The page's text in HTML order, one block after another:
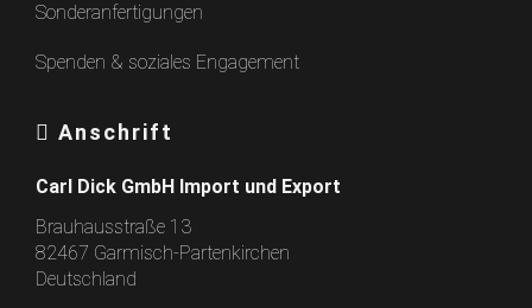
Sonderanfertigungen
Spenden & soziales Engagement
Anschrift
Carl Dick GmbH Import und Export
Brauhausstraße 13
82467 Garmisch-Partenkirchen
Deutschland